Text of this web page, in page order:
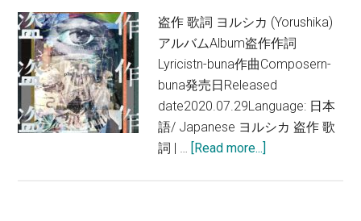
歌
詞
盗作 歌詞 ヨルシカ (Yorushika)
アルバムAlbum盗作作詞
Lyricistn-buna作曲Composern-
buna発売日Released
date2020.07.29Language: 日本
語/ Japanese ヨルシカ 盗作 歌
詞 | … [Read more...]